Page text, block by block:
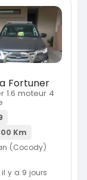
Fortuner
1.6 moteur 4
Km
(Cocody)
y a 9 jours